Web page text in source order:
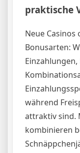
praktische
Neue
Bonusarten:
während
attraktiv sind.
kombinieren